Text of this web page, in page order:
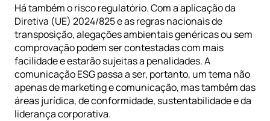
Há também o risco regulatório. Com a aplicação da
Diretiva (UE) 2024/825 e as regras nacionais de
transposição, alegações ambientais genéricas ou sem
comprovação podem ser contestadas com mais
facilidade e estarão sujeitas a penalidades. A
comunicação ESG passa a ser, portanto, um tema não
apenas de marketing e comunicação, mas também das
áreas jurídica, de conformidade, sustentabilidade e da
liderança corporativa.